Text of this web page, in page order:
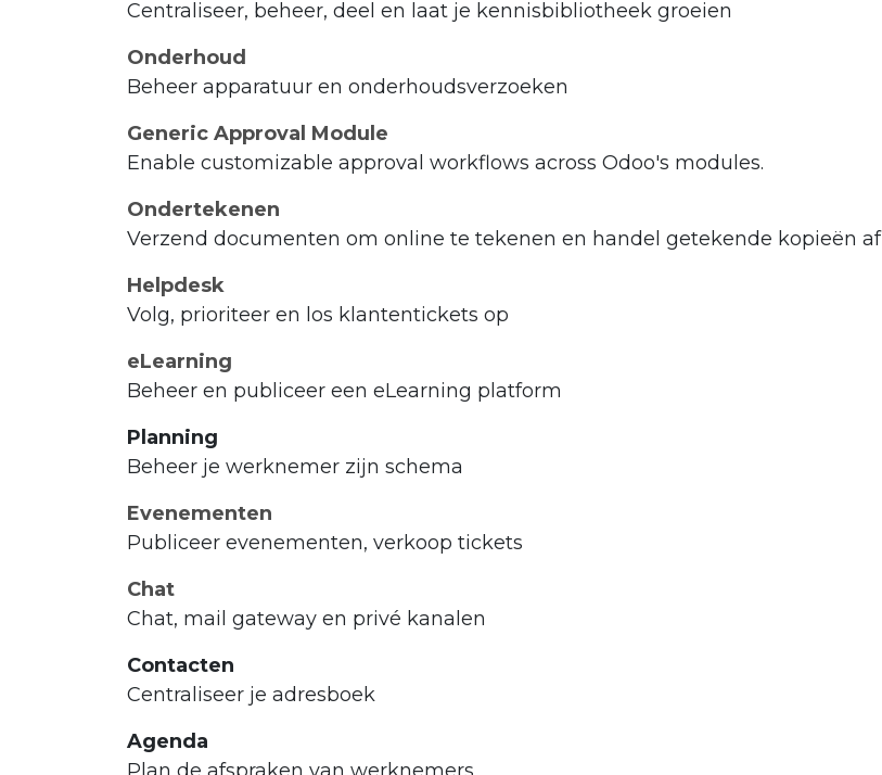
Centraliseer, beheer, deel en laat je kennisbibliotheek groeien
Onderhoud
Beheer apparatuur en onderhoudsverzoeken
Generic Approval Module
Enable customizable approval workflows across Odoo's modules.
Ondertekenen
Verzend documenten om online te tekenen en handel getekende kopieën af
Helpdesk
Volg, prioriteer en los klantentickets op
eLearning
Beheer en publiceer een eLearning platform
Planning
Beheer je werknemer zijn schema
Evenementen
Publiceer evenementen, verkoop tickets
Chat
Chat, mail gateway en privé kanalen
Contacten
Centraliseer je adresboek
Agenda